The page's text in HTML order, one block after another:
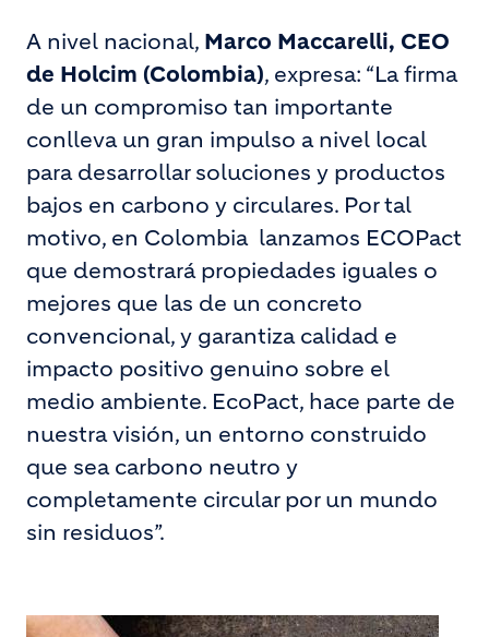
A nivel nacional, Marco Maccarelli, CEO
de Holcim (Colombia), expresa: “La firma
de un compromiso tan importante
conlleva un gran impulso a nivel local
para desarrollar soluciones y productos
bajos en carbono y circulares. Por tal
motivo, en Colombia lanzamos ECOPact
que demostrará propiedades iguales o
mejores que las de un concreto
convencional, y garantiza calidad e
impacto positivo genuino sobre el
medio ambiente. EcoPact, hace parte de
nuestra visión, un entorno construido
que sea carbono neutro y
completamente circular por un mundo
sin residuos”.